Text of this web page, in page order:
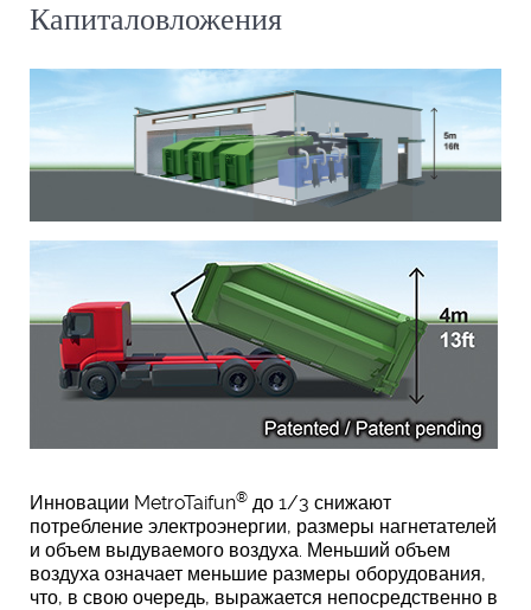
Капиталовложения
Инновации MetroTaifun® до 1/3 снижают
потребление электроэнергии, размеры нагнетателей
и объем выдуваемого воздуха. Меньший объем
воздуха означает меньшие размеры оборудования,
что, в свою очередь, выражается непосредственно в